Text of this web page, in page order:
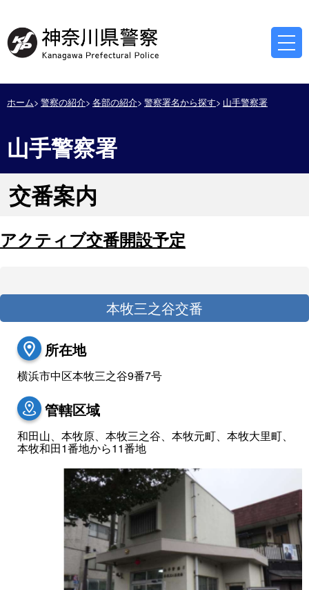
ホーム 警察の紹介 各部の紹介 警察署名から探す 山手警察署
山手警察署
交番案内
アクティブ交番開設予定
本牧三之谷交番
所在地
横浜市中区本牧三之谷9番7号
管轄区域
和田山、本牧原、本牧三之谷、本牧元町、本牧大里町、
本牧和田1番地から11番地